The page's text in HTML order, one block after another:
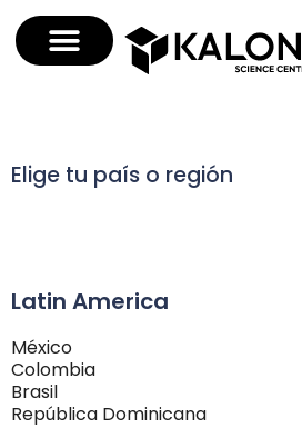
Elige tu país o región
Latin America
México
Colombia
Brasil
República Dominicana